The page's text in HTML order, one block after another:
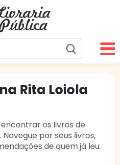
Virtual Gratuita
Rita Loiola
os livros de
Navegue por seus livros,
de quem já leu.